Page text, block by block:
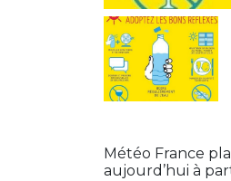
Météo France
aujourd’hui à